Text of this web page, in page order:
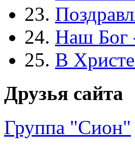
23.
24. Наш Бог
25. В
Друзья сайта
Группа "Сион"